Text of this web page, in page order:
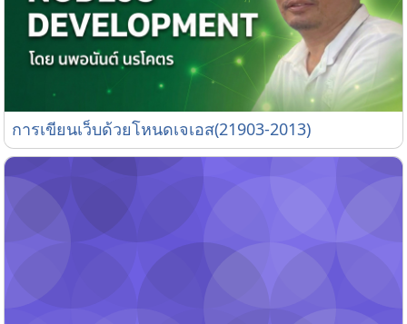
การเขียนเว็บด้วยโหนดเจเอส(21903-2013)
การเขียนเว็บด้วยโหนดเจเอส(21903-2013)